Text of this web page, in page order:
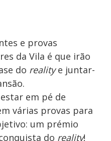
e provas
da Vila é que irão
do realitye juntar-
em pé de
várias provas para
um prémio
do reality!